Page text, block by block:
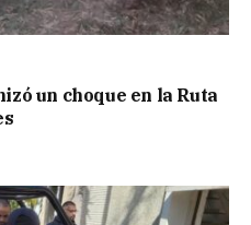
un choque en la Ruta